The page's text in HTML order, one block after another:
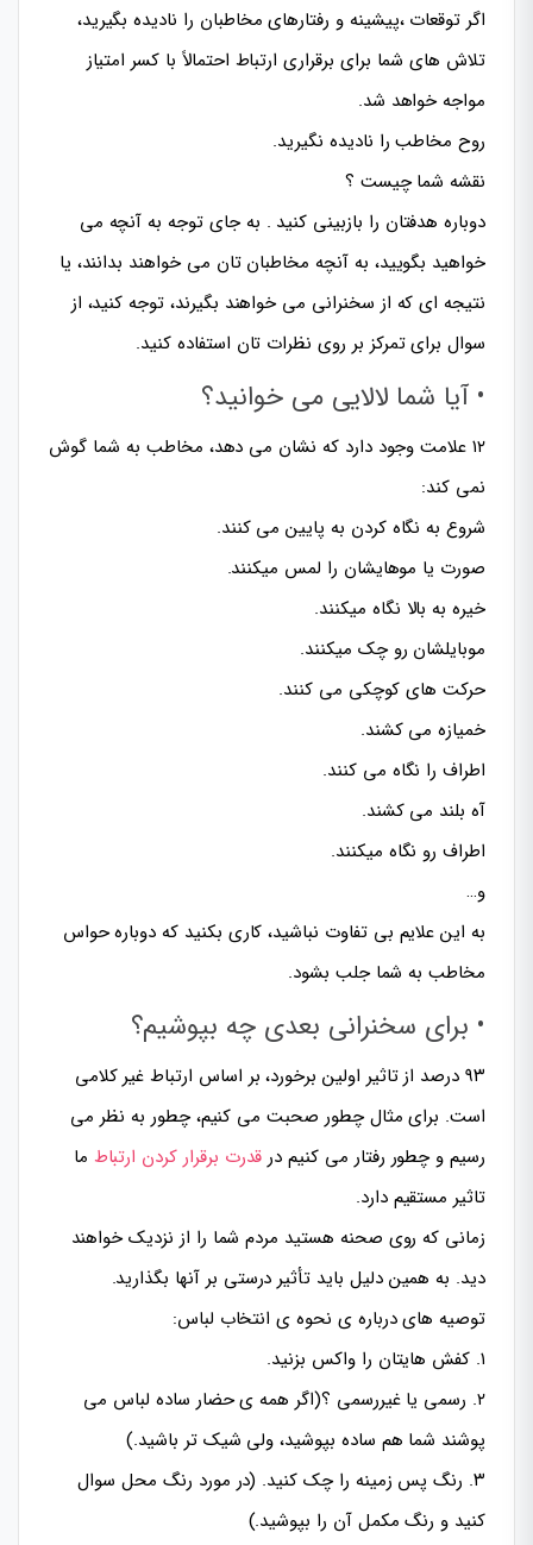
اگر توقعات ،پیشینه و رفتارهای مخاطبان را نادیده بگیرید،
تلاش های شما برای برقراری ارتباط احتمالاً با کسر امتیاز
مواجه خواهد شد.
روح مخاطب را نادیده نگیرید.
نقشه شما چیست ؟
دوباره هدفتان را بازبینی کنید . به جای توجه به آنچه می
خواهید بگویید، به آنچه مخاطبان تان می خواهند بدانند، یا
نتیجه ای که از سخنرانی می خواهند بگیرند، توجه کنید، از
سوال برای تمرکز بر روی نظرات تان استفاده کنید.
• آیا شما لالایی می خوانید؟
۱۲ علامت وجود دارد که نشان می دهد، مخاطب به شما گوش
نمی کند:
شروع به نگاه کردن به پایین می کنند.
صورت یا موهایشان را لمس میکنند.
خیره به بالا نگاه میکنند.
موبایلشان رو چک میکنند.
حرکت های کوچکی می کنند.
خمیازه می کشند.
اطراف را نگاه می کنند.
آه بلند می کشند.
اطراف رو نگاه میکنند.
و…
به این علایم بی تفاوت نباشید، کاری بکنید که دوباره حواس
مخاطب به شما جلب بشود.
• برای سخنرانی بعدی چه بپوشیم؟
۹۳ درصد از تاثیر اولین برخورد، بر اساس ارتباط غیر کلامی
است. برای مثال چطور صحبت می کنیم، چطور به نظر می
رسیم و چطور رفتار می کنیم در قدرت برقرار کردن ارتباط ما
تاثیر مستقیم دارد.
زمانی که روی صحنه هستید مردم شما را از نزدیک خواهند
دید. به همین دلیل باید تأثیر درستی بر آنها بگذارید.
توصیه های درباره ی نحوه ی انتخاب لباس:
۱. کفش هایتان را واکس بزنید.
۲. رسمی یا غیررسمی ؟(اگر همه ی حضار ساده لباس می
پوشند شما هم ساده بپوشید، ولی شیک تر باشید.)
۳. رنگ پس زمینه را چک کنید. (در مورد رنگ محل سوال
کنید و رنگ مکمل آن را بپوشید.)